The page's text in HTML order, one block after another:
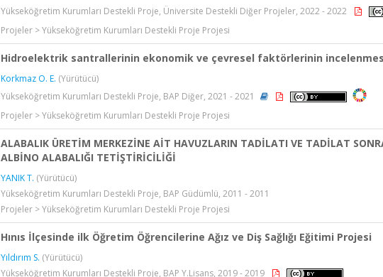
Yükseköğretim Kurumları Destekli Proje, Üniversite Destekli Diğer Projeler, 2022 - 2022
Projeler > Yükseköğretim Kurumları Destekli Proje Projesi
Hidroelektrik santrallerinin ekonomik ve çevresel faktörlerinin
Korkmaz O. E. (Yürütücü)
Yükseköğretim Kurumları Destekli Proje, BAP Diğer, 2021 - 2021
Projeler > Yükseköğretim Kurumları Destekli Proje Projesi
ALABALIK ÜRETİM MERKEZİNE AİT HAVUZLARIN TADİLATI VE TADİLAT
ALBİNO ALABALIĞI TETİŞTİRİCİLİĞİ
YANIK T. (Yürütücü)
Yükseköğretim Kurumları Destekli Proje, BAP Güdümlü, 2011 - 2011
Projeler > Yükseköğretim Kurumları Destekli Proje Projesi
Hınıs İlçesinde ilk Öğretim Öğrencilerine Ağız ve Diş Sağlığı Eğitimi Projesi
Yıldırım S. (Yürütücü)
Yükseköğretim Kurumları Destekli Proje, BAP Y.Lisans, 2019 - 2019